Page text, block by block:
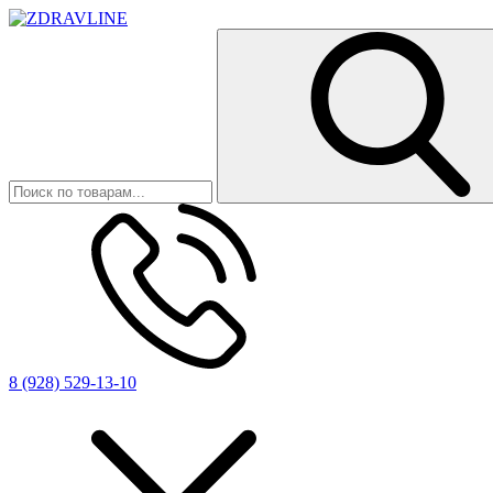
8 (928) 529-13-10